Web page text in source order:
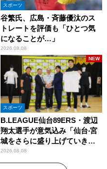
スポーツ
谷繁氏、広島・斉藤優汰のス
トレートを評価も「ひとつ気
になることが…」
2026.08.08
スポーツ
B.LEAGUE仙台89ERS・渡辺
翔太選手が意気込み「仙台‧宮
城をさらに盛り上げていきた
いです」
2026.08.08
NEW